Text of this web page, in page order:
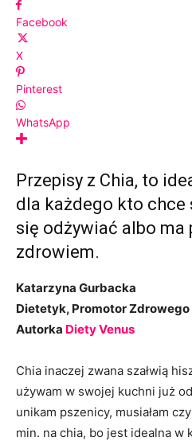
Facebook
X
Pinterest
WhatsApp
Przepisy z Chia, to
dla każdego kto chce
się odżywiać albo ma
zdrowiem.
Katarzyna Gurbacka
Dietetyk, Promotor
Autorka Diety Venus
Chia inaczej zwana szałwią
używam w swojej kuchni już
unikam pszenicy, musiałam
min. na chia, bo jest idealna w